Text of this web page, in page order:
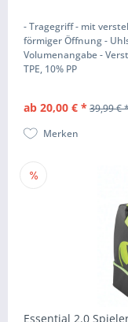
- Tragegriff - mit
förmiger Öffnung -
Volumenangabe -
TPE, 10% PP
ab 20,00 € * 39,99 €
Merken
Essential 2.0